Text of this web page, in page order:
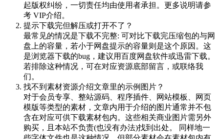
起版权纠纷，一切责任均由使用者承担。更多说明请参
考 VIP介绍。
提示下载完但解压或打开不了？
最常见的情况是下载不完整: 可对比下载完压缩包的与网
盘上的容量，若小于网盘提示的容量则是这个原因。这
是浏览器下载的bug，建议用百度网盘软件或迅雷下载。
若排除这种情况，可在对应资源底部留言，或联络我
们。
找不到素材资源介绍文章里的示例图片？
对于会员专享、整站源码、程序插件、网站模板、网页
模版等类型的素材，文章内用于介绍的图片通常并不包
含在对应可供下载素材包内。这些相关商业图片需另外
购买，且本站不负责(也没有办法)找到出处。 同样地一